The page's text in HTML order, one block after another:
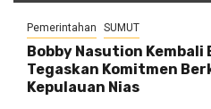
Pemerintahan SUMUT
Bobby Nasution
Tegaskan Komitmen
Kepulauan Nias